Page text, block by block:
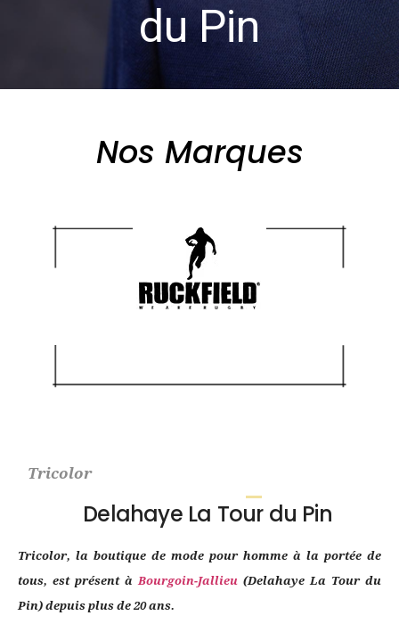
du Pin
Nos Marques
Tricolor
Delahaye La Tour du Pin
Tricolor, la boutique de mode pour homme à la portée de
tous, est présent àBourgoin-Jallieu (Delahaye La Tour du
Pin) depuis plus de 20 ans.